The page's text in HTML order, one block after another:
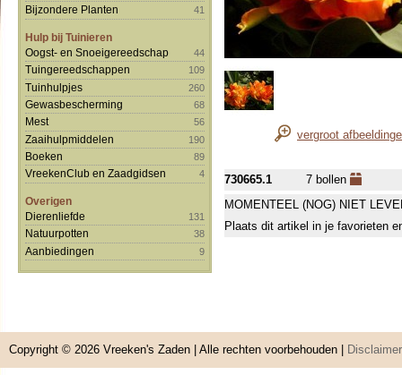
Bijzondere Planten 41
Hulp bij Tuinieren
Oogst- en Snoeigereedschap
44
Tuingereedschappen 109
Tuinhulpjes 260
Gewasbescherming 68
Mest 56
Zaaihulpmiddelen 190
Boeken 89
VreekenClub en Zaadgidsen 4
Overigen
Dierenliefde
131
Natuurpotten 38
Aanbiedingen 9
vergroot
730665.1
7 bollen
MOMENTEEL (NOG) NIET
Plaats dit artikel in je favorieten
Copyright © 2026 Vreeken's Zaden | Alle rechten voorbehouden | Disclaimer